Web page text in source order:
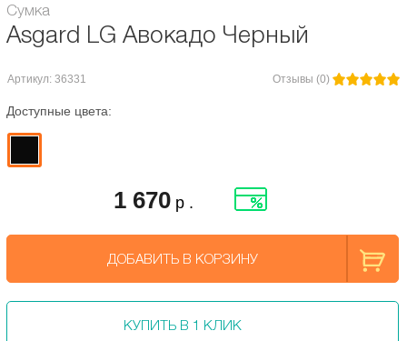
Сумка
Asgard LG Авокадо Черный
Артикул: 36331 Отзывы (0)
Доступные цвета:
1 670р .
ДОБАВИТЬ В КОРЗИНУ
КУПИТЬ В 1 КЛИК